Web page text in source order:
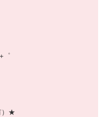
ト・エステ
塾・人材紹介
公庁案件
OK！
softbank(ソフトバンク)など
、UQなど格安スマホまで幅
゜
）★